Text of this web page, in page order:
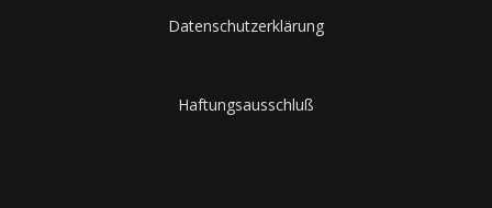
Datenschutzerklärung
Haftungsausschluß